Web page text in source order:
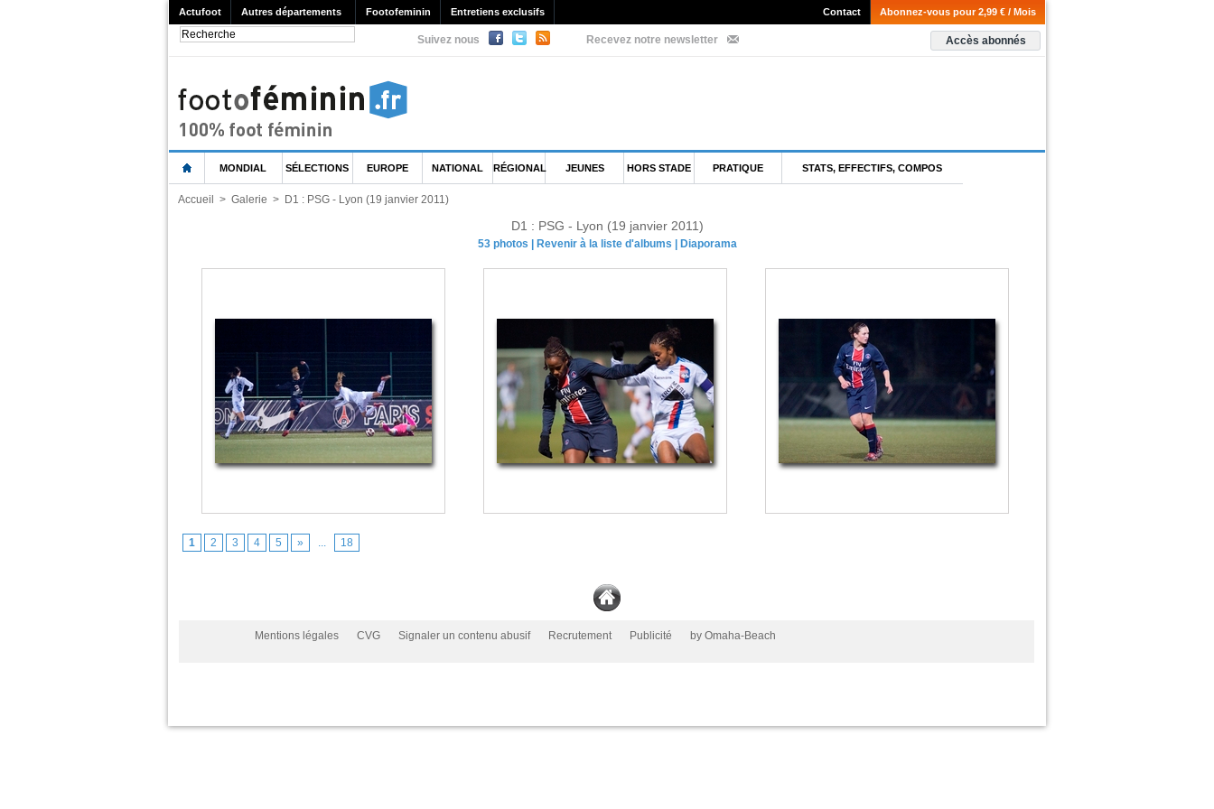
Actufoot Autres départements Footofeminin Entretiens exclusifs Abonnez-vous pour 2,99 € / Mois
Contact
Suivez nous Recevez notre newsletter Accès abonnés
MONDIAL SÉLECTIONS EUROPE NATIONAL RÉGIONAL JEUNES HORS STADE PRATIQUE STATS, EFFECTIFS, COMPOS
Accueil > Galerie > D1 : PSG - Lyon (19 janvier 2011)
D1 : PSG - Lyon (19 janvier 2011)
53 photos Revenir à la liste d'albums Diaporama
1 2 3 4 5 » ... 18
Mentions légales CVG Signaler un contenu abusif Recrutement Publicité by Omaha-Beach